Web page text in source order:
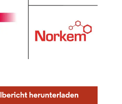
Namensnennung gemäß CC BY 4.0.